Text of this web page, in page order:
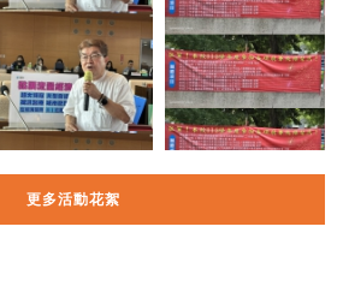
更多活動花絮